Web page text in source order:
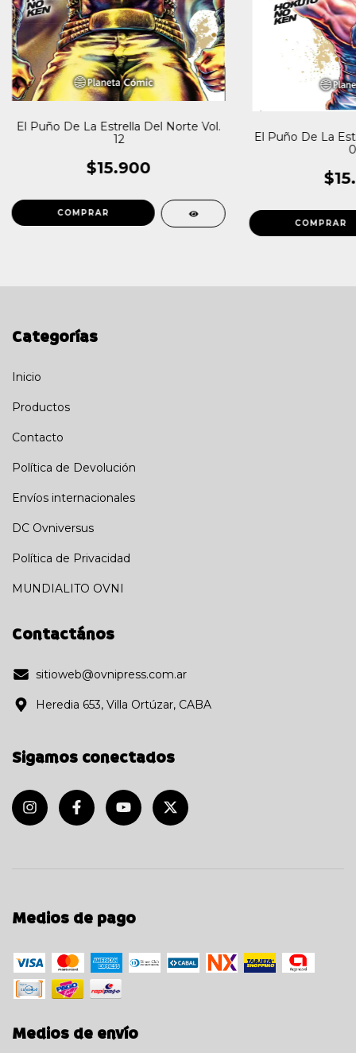
El Puño De La Estrella Del Norte Vol.
12
$15.900
El Puño De La
Categorías
Inicio
Productos
Contacto
Política de Devolución
Envíos internacionales
DC Ovniversus
Política de Privacidad
MUNDIALITO OVNI
Contactános
sitioweb@ovnipress.com.ar
Heredia 653, Villa Ortúzar, CABA
Sigamos conectados
Medios de pago
Medios de envío